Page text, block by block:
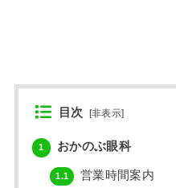
目次 [非表示]
1 おかのぶ眼科
1.1 営業時間案内